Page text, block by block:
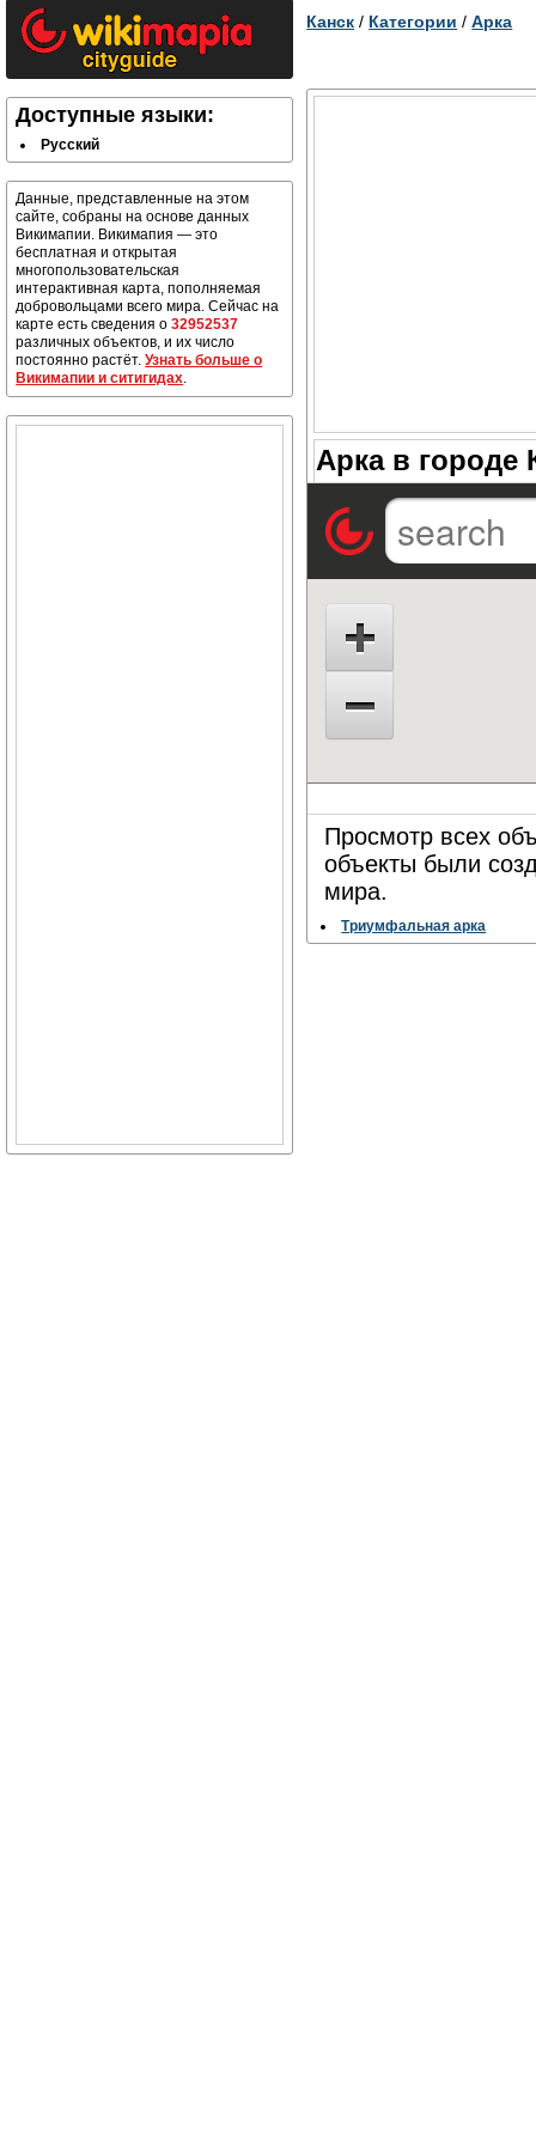
Доступные языки:
Русский
Данные, представленные на этом
сайте, собраны на основе данных
Викимапии. Викимапия — это
бесплатная и открытая
многопользовательская
интерактивная карта, пополняемая
добровольцами всего мира. Сейчас на
карте есть сведения о32952537
различных объектов, и их число
постоянно растёт.Узнать больше о
Викимапии и ситигидах.
Канск / Категории /Арка
Арка в городе
Просмотр всех
объекты были
мира.
Триумфальная арка